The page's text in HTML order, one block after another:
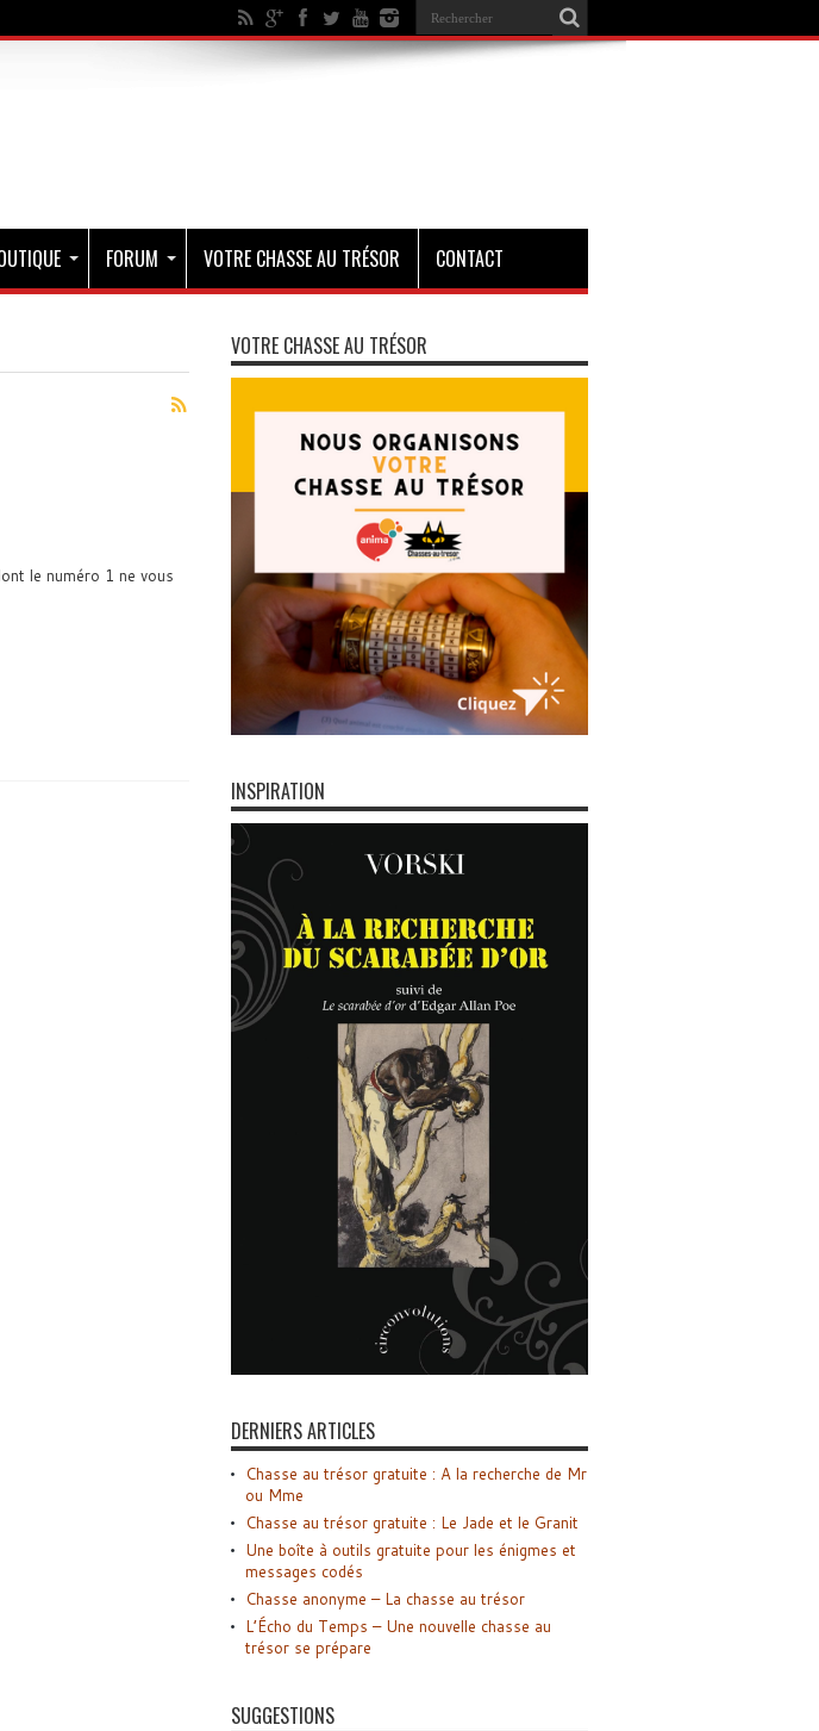
FORUM VOTRE CHASSE AU TRÉSOR CONTACT
le numéro 1 ne vous
VOTRE CHASSE AU TRÉSOR
INSPIRATION
DERNIERS ARTICLES
Chasse au trésor gratuite : A la recherche de Mr
ou Mme
Chasse au trésor gratuite : Le Jade et le Granit
Une boîte à outils gratuite pour les énigmes et
messages codés
Chasse anonyme – La chasse au trésor
L’Écho du Temps – Une nouvelle chasse au
trésor se prépare
SUGGESTIONS